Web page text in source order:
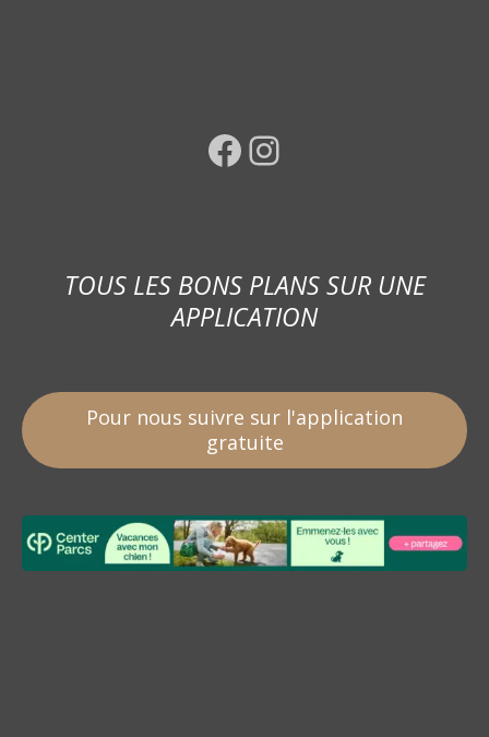
Facebook Instagram
TOUS LES BONS PLANS SUR UNE
APPLICATION
Pour nous suivre sur l'application
gratuite